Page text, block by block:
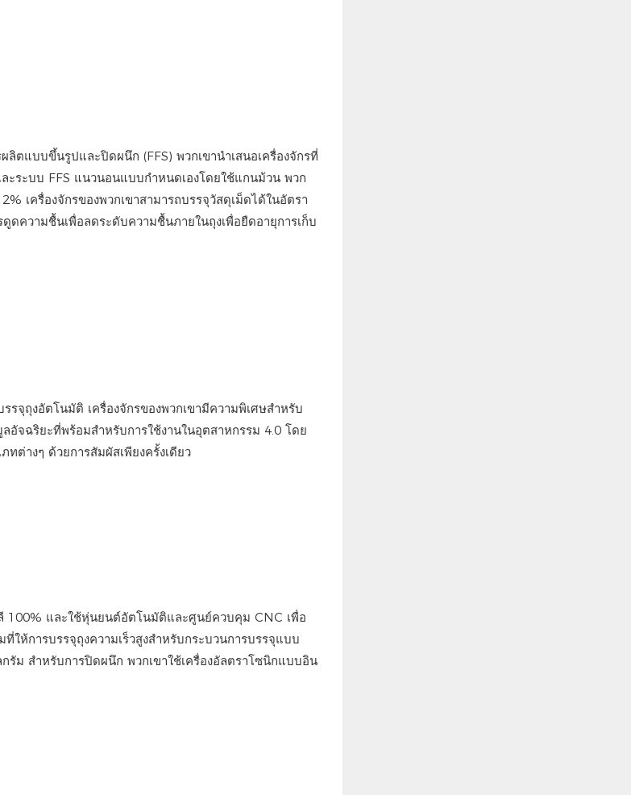
ลิตแบบขึ้นรูปและปิดผนึก (FFS) พวกเขานำเสนอเครื่องจักรที่
ะระบบ FFS แนวนอนแบบกำหนดเองโดยใช้แกนม้วน พวก
เครื่องจักรของพวกเขาสามารถบรรจุวัสดุเม็ดได้ในอัตรา
ความชื้นเพื่อลดระดับความชื้นภายในถุงเพื่อยืดอายุการเก็บ
จุถุงอัตโนมัติ เครื่องจักรของพวกเขามีความพิเศษสำหรับ
จฉริยะที่พร้อมสำหรับการใช้งานในอุตสาหกรรม 4.0 โดย
ทต่างๆ ด้วยการสัมผัสเพียงครั้งเดียว
100% และใช้หุ่นยนต์อัตโนมัติและศูนย์ควบคุม CNC เพื่อ
ให้การบรรจุถุงความเร็วสูงสำหรับกระบวนการบรรจุแบบ
รัม สำหรับการปิดผนึก พวกเขาใช้เครื่องอัลตราโซนิกแบบอิน